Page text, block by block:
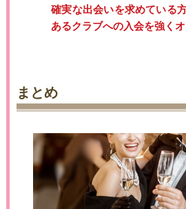
確実な出会いを求めている
あるクラブへの入会を強くオ
まとめ